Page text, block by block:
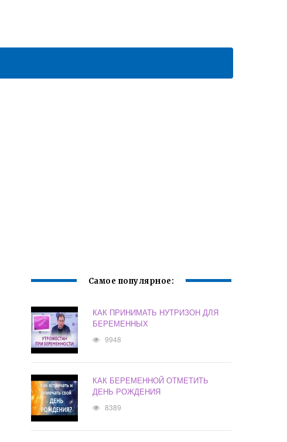
Самое популярное:
КАК ПРИНИМАТЬ НУТРИЗОН ДЛЯ
БЕРЕМЕННЫХ
9948
КАК БЕРЕМЕННОЙ ОТМЕТИТЬ
ДЕНЬ РОЖДЕНИЯ
8389